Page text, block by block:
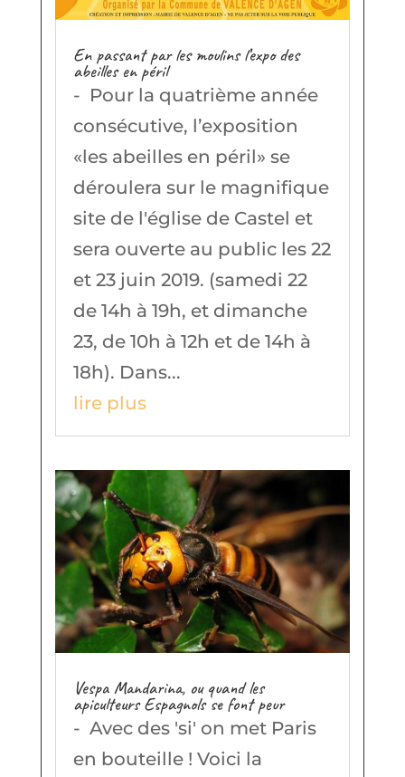
En passant par les moulins l’expo des
abeilles en péril
- Pour la quatrième année
consécutive, l’exposition
«les abeilles en péril» se
déroulera sur le magnifique
site de l'église de Castel et
sera ouverte au public les 22
et 23 juin 2019. (samedi 22
de 14h à 19h, et dimanche
23, de 10h à 12h et de 14h à
18h). Dans...
lire plus
Vespa Mandarina, ou quand les
apiculteurs Espagnols se font peur
- Avec des 'si' on met Paris
en bouteille ! Voici la